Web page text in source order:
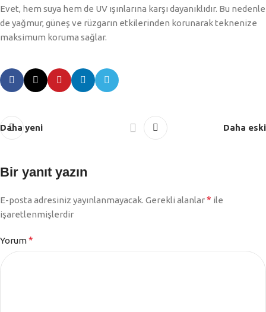
Evet, hem suya hem de UV ışınlarına karşı dayanıklıdır. Bu nedenle
de yağmur, güneş ve rüzgarın etkilerinden korunarak teknenize
maksimum koruma sağlar.
Daha yeni Daha eski
Bir yanıt yazın
E-posta adresiniz yayınlanmayacak. Gerekli alanlar* ile
işaretlenmişlerdir
Yorum*